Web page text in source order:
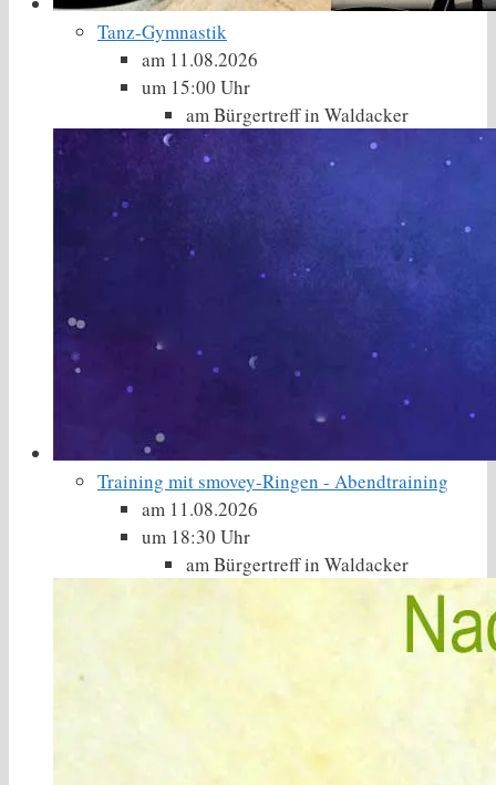
Tanz-Gymnastik
am 11.08.2026
um 15:00 Uhr
am Bürgertreff in Waldacker
Training mit smovey-Ringen - Abendtraining
am 11.08.2026
um 18:30 Uhr
am Bürgertreff in Waldacker